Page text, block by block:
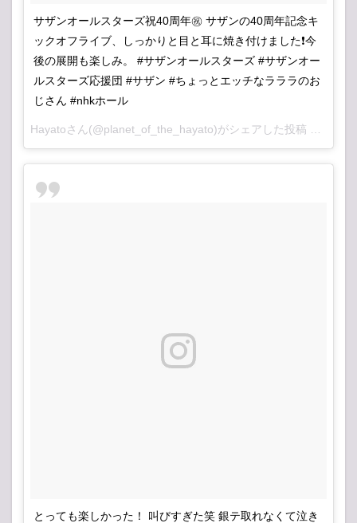
サザンオールスターズ祝40周年㊗️ サザンの40周年記念キ
ックオフライブ、しっかりと目と耳に焼き付けました❗️今
後の展開も楽しみ。 #サザンオールスターズ #サザンオー
ルスターズ応援団 #サザン #ちょっとエッチなラララのお
じさん #nhkホール
Hayatoさん(@planet_of_the_hayato)がシェアした投稿 –
とっても楽しかった！ 叫びすぎた笑 銀テ取れなくて泣き